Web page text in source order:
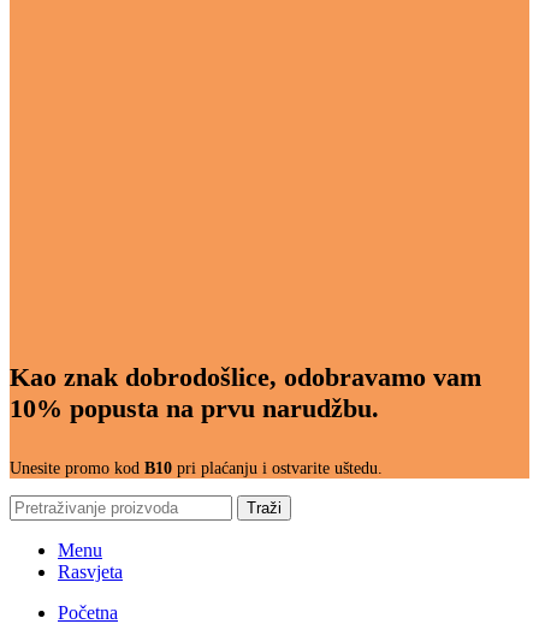
Kao znak dobrodošlice, odobravamo vam
10% popusta na prvu narudžbu.
Unesite promo kod B10 pri plaćanju i ostvarite uštedu.
Traži
Menu
Rasvjeta
Početna